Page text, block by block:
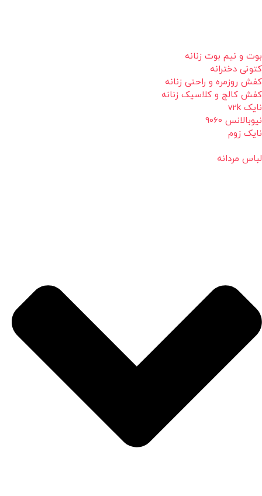
بوت و نیم بوت زنانه
کتونی دخترانه
کفش روزمره و راحتی زنانه
کفش کالج و کلاسیک زنانه
نایک v2k
نیوبالانس 9060
نایک زوم
لباس مردانه